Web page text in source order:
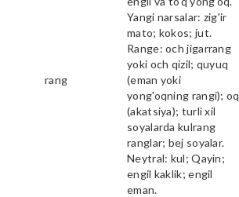
rang
Yangi narsalar: zig'ir
mato; kokos; jut.
Range: och jigarrang
yoki och qizil; quyuq
(eman yoki
yong'oqning rangi); oq
(akatsiya); turli xil
soyalarda kulrang
ranglar; bej soyalar.
Neytral: kul; Qayin;
engil kaklik; engil
eman.